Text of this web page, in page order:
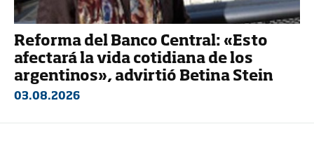
Reforma del Banco Central: «Esto
afectará la vida cotidiana de los
argentinos», advirtió Betina Stein
03.08.2026